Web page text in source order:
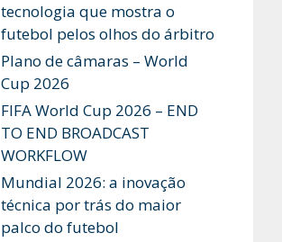
tecnologia que mostra o
futebol pelos olhos do árbitro
Plano de câmaras – World
Cup 2026
FIFA World Cup 2026 – END
TO END BROADCAST
WORKFLOW
Mundial 2026: a inovação
técnica por trás do maior
palco do futebol